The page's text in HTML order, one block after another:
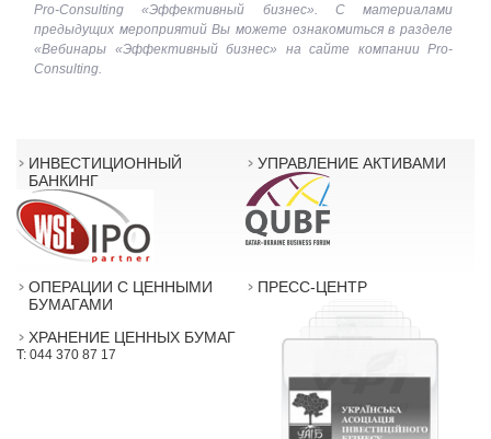
Pro-Consulting «Эффективный бизнес». С материалами
предыдущих мероприятий Вы можете ознакомиться в разделе
«Вебинары «Эффективный бизнес» на сайте компании Pro-
Consulting.
ИНВЕСТИЦИОННЫЙ
БАНКИНГ
УПРАВЛЕНИЕ АКТИВАМИ
ОПЕРАЦИИ С ЦЕННЫМИ
БУМАГАМИ
ХРАНЕНИЕ ЦЕННЫХ БУМАГ
T: 044 370 87 17
ПРЕСС-ЦЕНТР